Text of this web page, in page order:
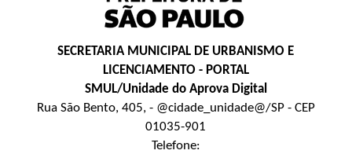
SECRETARIA MUNICIPAL DE URBANISMO E
LICENCIAMENTO - PORTAL
SMUL/Unidade do Aprova Digital
Rua São Bento, 405, - @cidade_unidade@/SP - CEP
01035-901
Telefone: